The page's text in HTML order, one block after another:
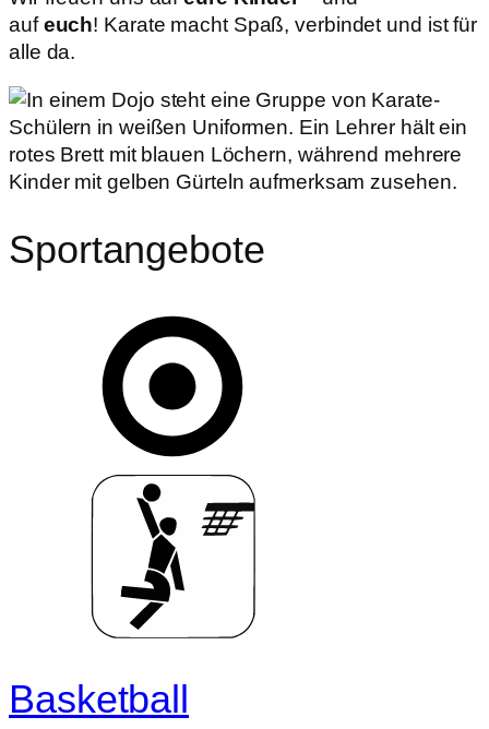
aufeuch! Karate macht Spaß, verbindet und ist für
alle da.
Sportangebote
Basketball